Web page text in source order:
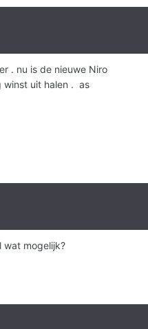
. nu is de nieuwe Niro
winst uit halen . as
wat mogelijk?